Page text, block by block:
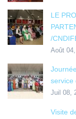
LE
/
Août
service
Juil 08,
Visite